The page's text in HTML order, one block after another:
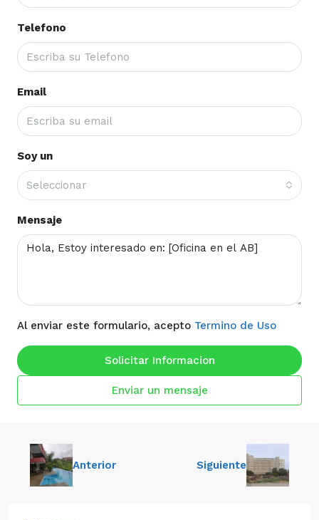
Telefono
Email
Soy un
Seleccionar
Mensaje
Al enviar este formulario, acepto Termino de Uso
Solicitar Informacion
Enviar un mensaje
Anterior Siguiente